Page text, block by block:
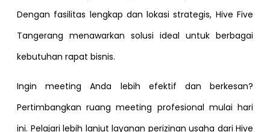
Dengan fasilitas lengkap dan lokasi strategis, Hive Five
Tangerang menawarkan solusi ideal untuk berbagai
kebutuhan rapat bisnis.
Ingin meeting Anda lebih efektif dan berkesan?
Pertimbangkan ruang meeting profesional mulai hari
ini. Pelajari lebih lanjut layanan perizinan usaha dari Hive